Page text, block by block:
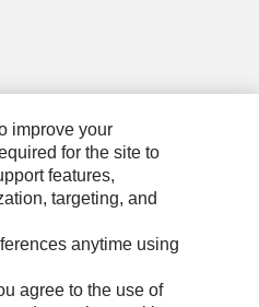
improve your
for the site to
features,
targeting, and
anytime using
agree to the use of